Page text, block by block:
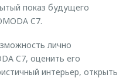
показ будущего
C7.
лично
C7, оценить его
интерьер, открыть